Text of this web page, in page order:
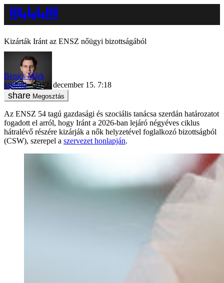
Kizárták Iránt az ENSZ nőügyi bizottságából
Benics Márk
külföld
2022. december 15. 7:18
Megosztás
Az ENSZ 54 tagú gazdasági és szociális tanácsa szerdán határozatot
fogadott el arról, hogy Iránt a 2026-ban lejáró négyéves ciklus
hátralévő részére kizárják a nők helyzetével foglalkozó bizottságból
(CSW), szerepel a szervezet honlapján.